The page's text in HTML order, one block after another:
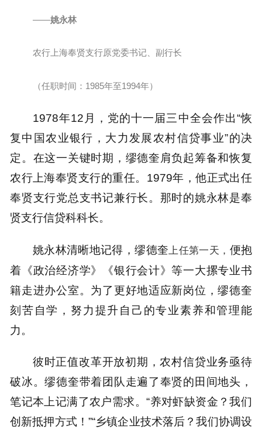
——姚永林
农行上海奉贤支行原党委书记、副行长
（任职时间：1985年至1994年）
1978年12月，党的十一届三中全会作出“恢
复中国农业银行，大力发展农村信贷事业”的决
定。在这一关键时期，缪德奎肩负起筹备和恢复
农行上海奉贤支行的重任。1979年，他正式出任
奉贤支行党总支书记兼行长。那时的姚永林是奉
贤支行信贷科科长。
姚永林清晰地记得，缪德奎 上任第一天， 便抱
着《政治经济学》《银行会计》等一大摞专业书
籍走进办公室。为了更好地适应新岗位，缪德奎
刻苦自学，努力提升自己的专业素养和管理能
力。
彼时正值改革开放初期，农村信贷业务亟待
破冰。缪德奎带着团队走遍了奉贤的田间地头，
笔记本上记满了农户需求。“养对虾缺资金？我们
创新抵押方式！”“乡镇企业技术落后？我们协调设